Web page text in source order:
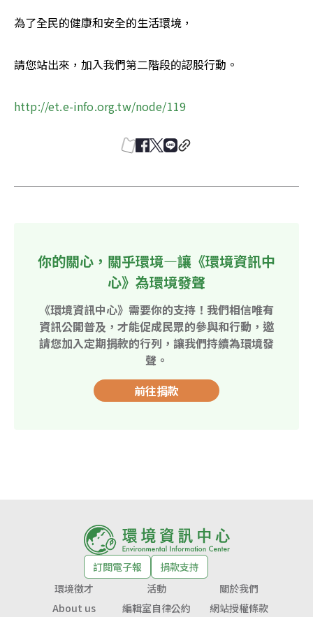
為了全民的健康和安全的生活環境，
請您站出來，加入我們第二階段的認股行動。
http://et.e-info.org.tw/node/119
你的關心，關乎環境—讓《環境資訊中
心》為環境發聲
《環境資訊中心》需要你的支持！我們相信唯有
資訊公開普及，才能促成民眾的參與和行動，邀
請您加入定期捐款的行列，讓我們持續為環境發
聲。
前往捐款
訂閱電子報
捐款支持
環境徵才
活動
關於我們
About us
編輯室自律公約 網站授權條款